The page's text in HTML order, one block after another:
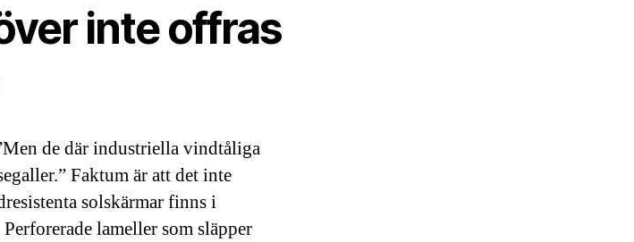
inte offras
de där industriella vindtåliga
Faktum är att det inte
solskärmar finns i
lameller som släpper